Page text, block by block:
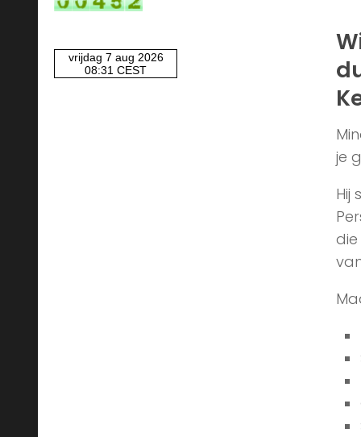
je
Hij